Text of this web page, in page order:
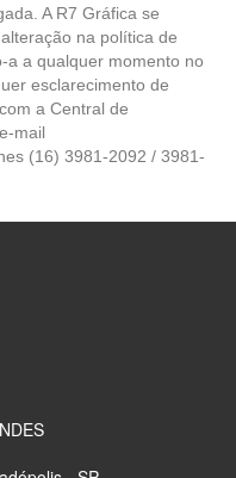
A R7 Gráfica se
na política de
a a qualquer momento no
esclarecimento de
a Central de
mail
(16) 3981-2092 / 3981-